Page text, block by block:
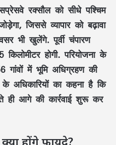
रक्सौल को सीधे पश्चिम
जिससे व्यापार को बढ़ावा
भी खुलेंगे. पूर्वी चंपारण
होगी. परियोजना के
में भूमि अधिग्रहण की
अधिकारियों का कहना है कि
ही आगे की कार्रवाई शुरू कर
होंगे फायदे?